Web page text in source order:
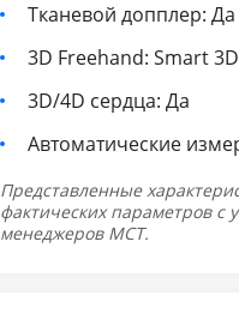
Тканевой допплер: Да
3D Freehand: Smart 3D
3D/4D сердца: Да
Автоматические
Представленные
фактических параметров с
менеджеров МСТ.